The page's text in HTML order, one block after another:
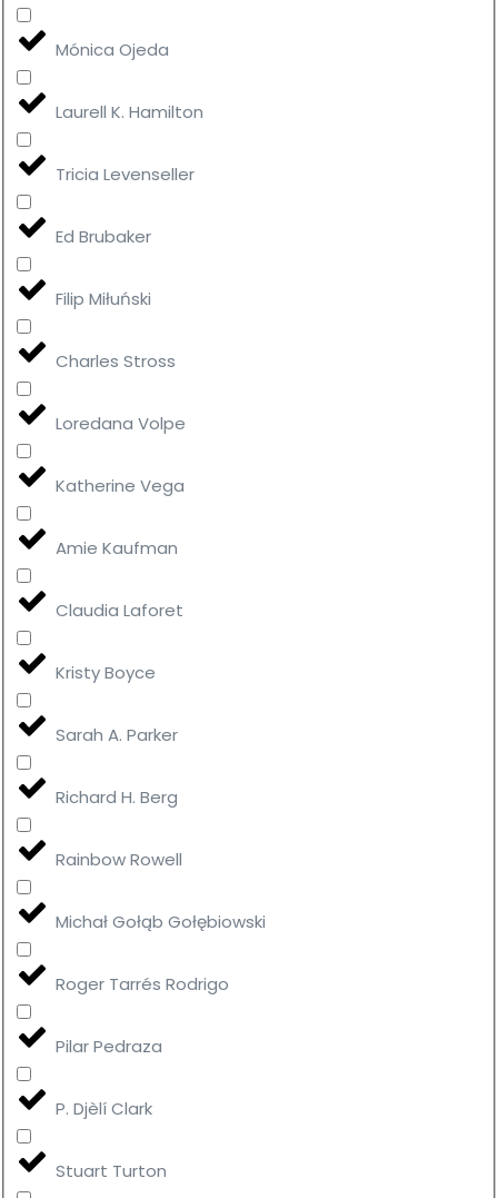
Mónica Ojeda
Laurell K. Hamilton
Tricia Levenseller
Ed Brubaker
Filip Miłuński
Charles Stross
Loredana Volpe
Katherine Vega
Amie Kaufman
Claudia Laforet
Kristy Boyce
Sarah A. Parker
Richard H. Berg
Rainbow Rowell
Michał Gołąb Gołębiowski
Roger Tarrés Rodrigo
Pilar Pedraza
P. Djèlí Clark
Stuart Turton